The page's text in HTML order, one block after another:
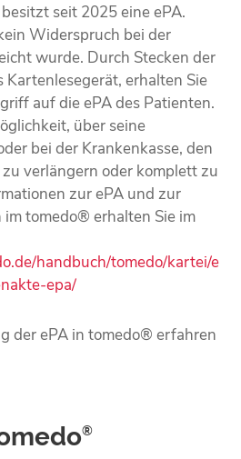
seit 2025 eine ePA.
Widerspruch bei der
wurde. Durch Stecken der
Kartenlesegerät, erhalten Sie
auf die ePA des Patienten.
über seine
bei der Krankenkasse, den
verlängern oder komplett zu
zur ePA und zur
tomedo® erhalten Sie im
handbuch/tomedo/kartei/e
epa/
der ePA in tomedo® erfahren
®